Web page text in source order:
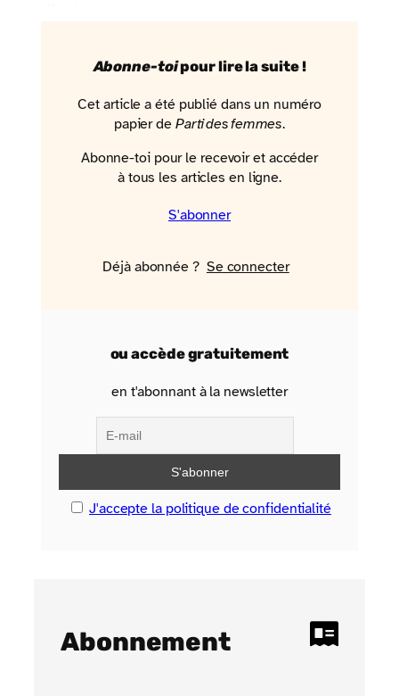
Abonne-toipour lire la suite !
Cet article a été publié dans un numéro
papier deParti des femmes.
Abonne-toi pour le recevoir et accéder
à tous les articles en ligne.
S'abonner
Déjà abonnée ? Se connecter
ou accède gratuitement
en t'abonnant à la newsletter
J'accepte la politique de confidentialité
Abonnement